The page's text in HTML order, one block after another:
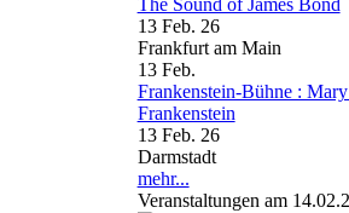
The Sound of James Bond
13 Feb. 26
Frankfurt am Main
13 Feb.
Frankenstein-Bühne : Mary
Frankenstein
13 Feb. 26
Darmstadt
mehr...
Veranstaltungen am